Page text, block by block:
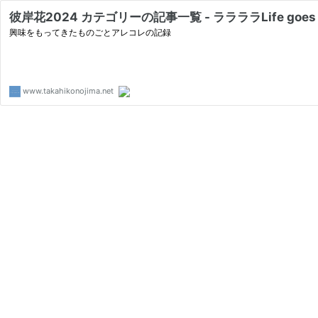
彼岸花2024 カテゴリーの記事一覧 - ララララLife
興味をもってきたものごとアレコレの記録
www.takahikonojima.net